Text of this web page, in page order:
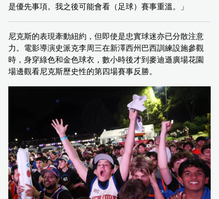
是優先事項。我之後可能會看（足球）賽事重溫。」
尼克斯的表現牽動紐約，但即使是忠實球迷亦已分散注意
力。電影導演史派克李周三在新澤西州巴西訓練設施參觀
時，身穿綠色和金色球衣，數小時後才到麥迪遜廣場花園
場邊觀看尼克斯歷史性的第四場賽事反勝。